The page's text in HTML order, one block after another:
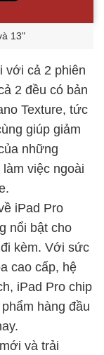
13"
với cả 2 phiên
2 đều có bản
Texture, tức
giúp giảm
những
việc ngoài
iPad Pro
nổi bật cho
kèm. Với sức
cao cấp, hệ
iPad Pro chip
hàng đầu
và trải